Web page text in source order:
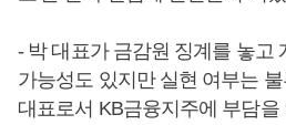
- 박 대표가 금감원 징계를 놓고
가능성도 있지만 실현 여부는
대표로서 KB금융지주에 부담